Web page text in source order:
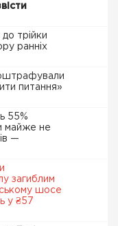
трійки
ранніх
питання»
55%
майже не
—
загиблим
шосе
у ₴57